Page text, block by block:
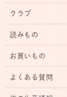
クラブ
読みもの
お買いもの
よくある質問